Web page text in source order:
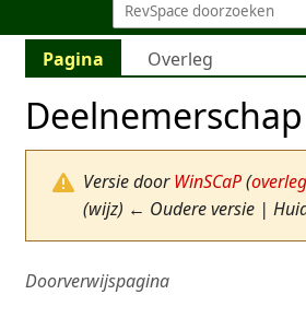
Pagina Overleg
Deelnemerschap
Versie doorWinSCaP(overleg
(wijz) ← Oudere versie |
Doorverwijspagina